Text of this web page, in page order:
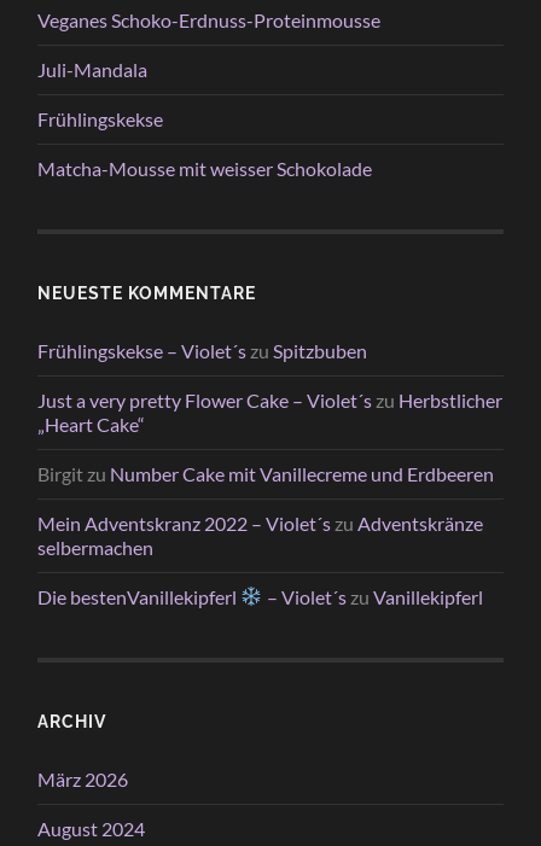
Veganes Schoko-Erdnuss-Proteinmousse
Juli-Mandala
Frühlingskekse
Matcha-Mousse mit weisser Schokolade
NEUESTE KOMMENTARE
Frühlingskekse – Violet´s zu Spitzbuben
Just a very pretty Flower Cake – Violet´s zu Herbstlicher
„Heart Cake“
Birgit zu Number Cake mit Vanillecreme und Erdbeeren
Mein Adventskranz 2022 – Violet´s zu Adventskränze
selbermachen
Die bestenVanillekipferl – Violet´szu Vanillekipferl
ARCHIV
März 2026
August 2024